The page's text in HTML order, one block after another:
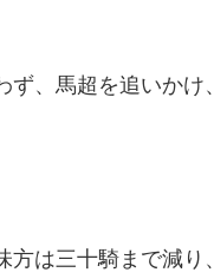
ず、馬超を追いかけ
方は三十騎まで減り